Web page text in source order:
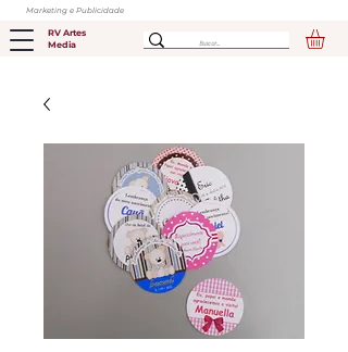
Marketing e Publicidade
RV Artes
Media